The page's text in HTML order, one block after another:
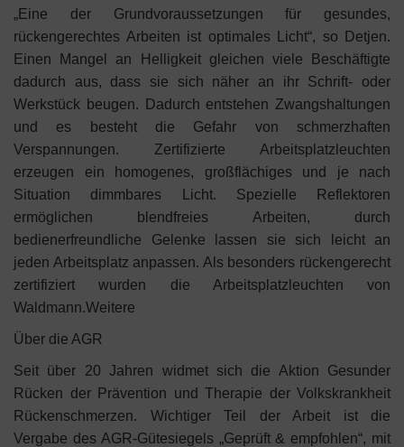
„Eine der Grundvoraussetzungen für gesundes,
rückengerechtes Arbeiten ist optimales Licht“, so Detjen.
Einen Mangel an Helligkeit gleichen viele Beschäftigte
dadurch aus, dass sie sich näher an ihr Schrift- oder
Werkstück beugen. Dadurch entstehen Zwangshaltungen
und es besteht die Gefahr von schmerzhaften
Verspannungen. Zertifizierte Arbeitsplatzleuchten
erzeugen ein homogenes, großflächiges und je nach
Situation dimmbares Licht. Spezielle Reflektoren
ermöglichen blendfreies Arbeiten, durch
bedienerfreundliche Gelenke lassen sie sich leicht an
jeden Arbeitsplatz anpassen. Als besonders rückengerecht
zertifiziert wurden die Arbeitsplatzleuchten von
Waldmann.Weitere
Über die AGR
Seit über 20 Jahren widmet sich die Aktion Gesunder
Rücken der Prävention und Therapie der Volkskrankheit
Rückenschmerzen. Wichtiger Teil der Arbeit ist die
Vergabe des AGR-Gütesiegels „Geprüft & empfohlen“, mit